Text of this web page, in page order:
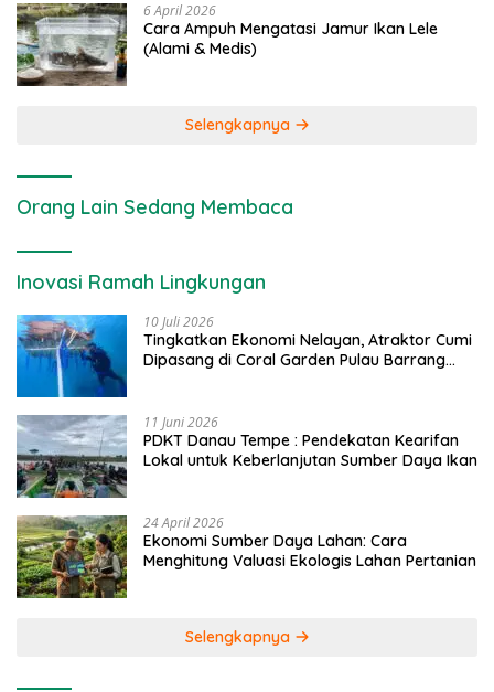
6 April 2026
Cara Ampuh Mengatasi Jamur Ikan Lele
(Alami & Medis)
Selengkapnya
Orang Lain Sedang Membaca
Inovasi Ramah Lingkungan
10 Juli 2026
Tingkatkan Ekonomi Nelayan, Atraktor Cumi
Dipasang di Coral Garden Pulau Barrang
11 Juni 2026
PDKT Danau Tempe : Pendekatan Kearifan
Lokal untuk Keberlanjutan Sumber Daya Ikan
24 April 2026
Ekonomi Sumber Daya Lahan: Cara
Menghitung Valuasi Ekologis Lahan Pertanian
Selengkapnya